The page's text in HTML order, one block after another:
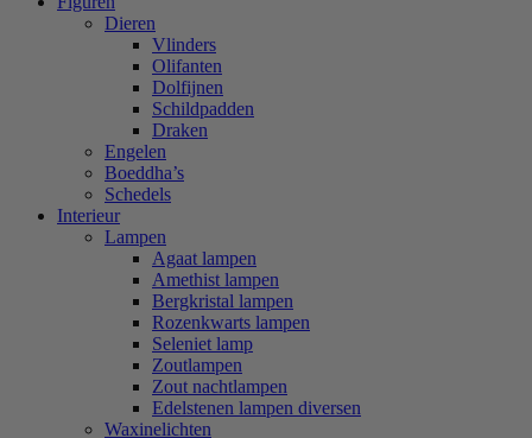
Dieren
Vlinders
Olifanten
Dolfijnen
Schildpadden
Draken
Engelen
Boeddha’s
Schedels
Interieur
Lampen
Agaat lampen
Amethist lampen
Bergkristal lampen
Rozenkwarts lampen
Seleniet lamp
Zoutlampen
Zout nachtlampen
Edelstenen lampen diversen
Waxinelichten